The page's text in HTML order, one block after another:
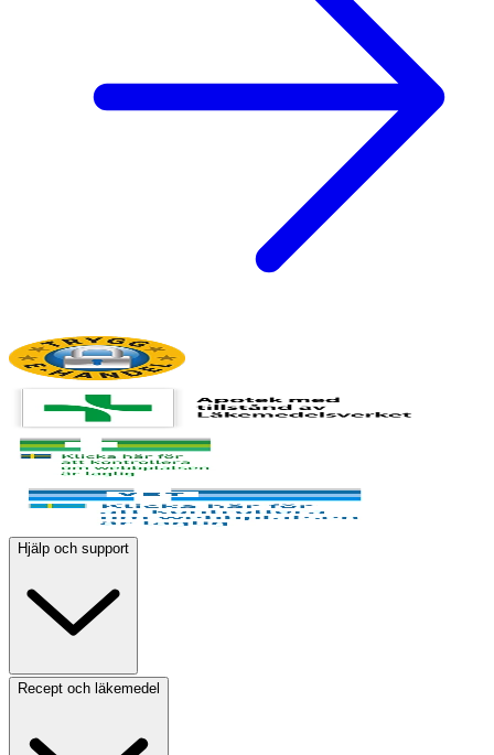
Hjälp och support
Recept och läkemedel